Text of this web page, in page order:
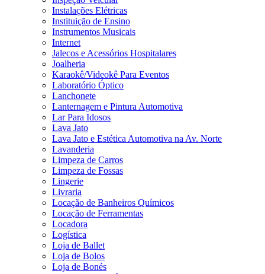
Instalações Elétricas
Instituição de Ensino
Instrumentos Musicais
Internet
Jalecos e Acessórios Hospitalares
Joalheria
Karaokê/Videokê Para Eventos
Laboratório Óptico
Lanchonete
Lanternagem e Pintura Automotiva
Lar Para Idosos
Lava Jato
Lava Jato e Estética Automotiva na Av. Norte
Lavanderia
Limpeza de Carros
Limpeza de Fossas
Lingerie
Livraria
Locação de Banheiros Químicos
Locação de Ferramentas
Locadora
Logística
Loja de Ballet
Loja de Bolos
Loja de Bonés